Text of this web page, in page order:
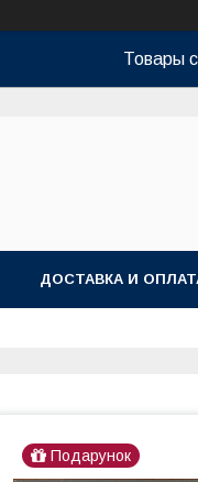
Товары
ДОСТАВКА И
Подарунок